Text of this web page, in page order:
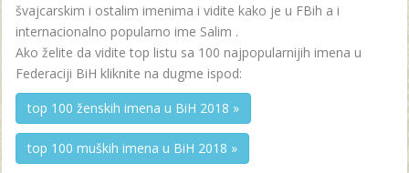
švajcarskim i ostalim imenima i vidite kako je u FBih a i
internacionalno popularno ime Salim .
Ako želite da vidite top listu sa 100 najpopularnijih imena u
Federaciji BiH kliknite na dugme ispod:
top 100 ženskih imena u BiH 2018 »
top 100 muških imena u BiH 2018 »